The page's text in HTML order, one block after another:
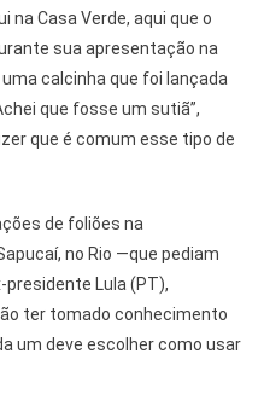
na Casa Verde, aqui que o
sua apresentação na
calcinha que foi lançada
que fosse um sutiã”,
que é comum esse tipo de
de foliões na
no Rio —que pediam
presidente Lula (PT),
ter tomado conhecimento
um deve escolher como usar